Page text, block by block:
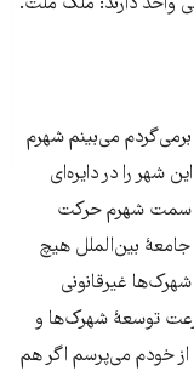
می‌بینم شهرم
شهر را در دایره‌ای
سمت شهرم حرکت
بین‌الملل هیچ
غیرقانونی
توسعۀ شهرک‌ها و
از خودم می‌پرسم اگر هم